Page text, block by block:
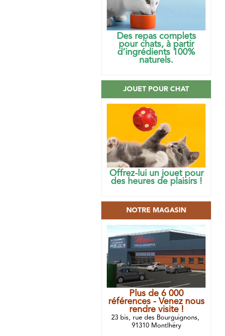
Des repas complets
pour chats, à partir
d’ingrédients 100%
naturels.
JOUET POUR CHAT
Offrez-lui un jouet pour
des heures de plaisirs !
NOTRE MAGASIN
Plus de 6 000
références - Venez nous
rendre visite !
23 bis, rue des Bourguignons,
91310 Montlhéry